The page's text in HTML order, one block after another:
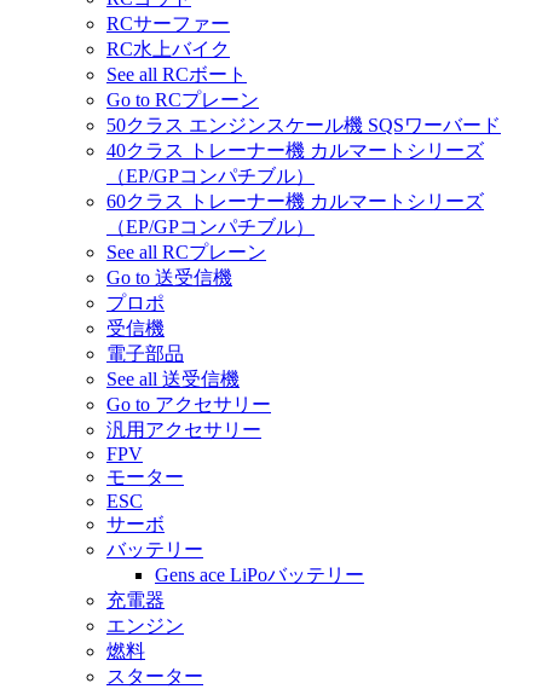
RCサーファー
RC水上バイク
See all RCボート
Go to RCプレーン
50クラス エンジンスケール機 SQSワーバード
40クラス トレーナー機 カルマートシリーズ
（EP/GPコンパチブル）
60クラス トレーナー機 カルマートシリーズ
（EP/GPコンパチブル）
See all RCプレーン
Go to 送受信機
プロポ
受信機
電子部品
See all 送受信機
Go to アクセサリー
汎用アクセサリー
FPV
モーター
ESC
サーボ
バッテリー
Gens ace LiPoバッテリー
充電器
エンジン
燃料
スターター